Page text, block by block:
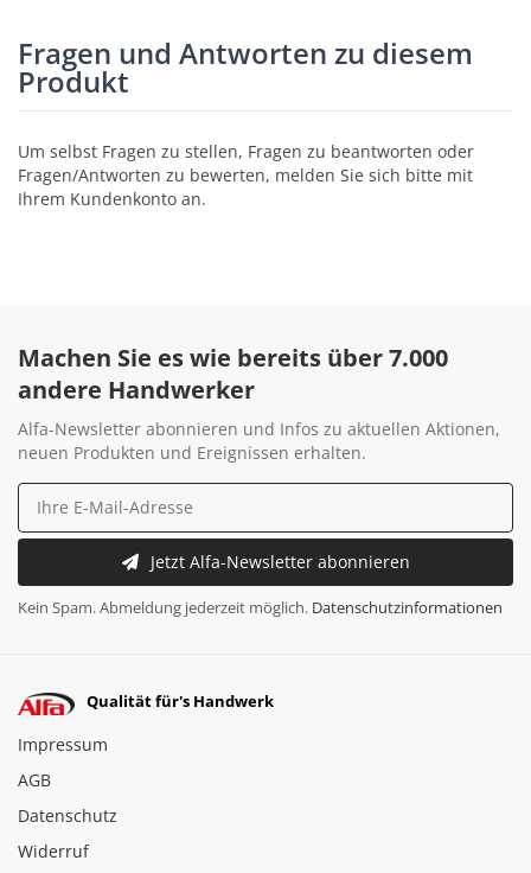
Fragen und Antworten zu diesem
Produkt
Um selbst Fragen zu stellen, Fragen zu beantworten oder
Fragen/Antworten zu bewerten, melden Sie sich bitte mit
Ihrem Kundenkonto an.
Machen Sie es wie bereits über 7.000
andere Handwerker
Alfa-Newsletter abonnieren und Infos zu aktuellen Aktionen,
neuen Produkten und Ereignissen erhalten.
Jetzt Alfa-Newsletter abonnieren
Kein Spam. Abmeldung jederzeit möglich. Datenschutzinformationen
Qualität für's Handwerk
Impressum
AGB
Datenschutz
Widerruf